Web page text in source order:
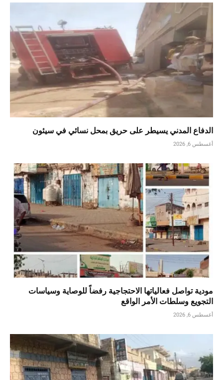
الدفاع المدني يسيطر على حريق بمحل نسائي في سيئون
أغسطس 6, 2026
مودية تواصل فعالياتها الاحتجاجية رفضاً للوصاية وسياسات
التجويع وسلطات الأمر الواقع
أغسطس 6, 2026